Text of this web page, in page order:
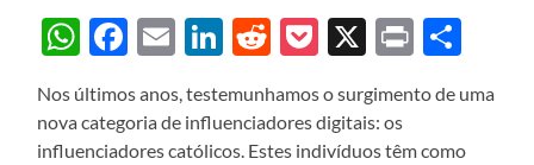
WhatsApp
Facebook
EmailLinkedIn
Reddit
Pocket
X Print
Nos últimos anos, testemunhamos o surgimento de uma
nova categoria de influenciadores digitais: os
influenciadores católicos. Estes indivíduos têm como